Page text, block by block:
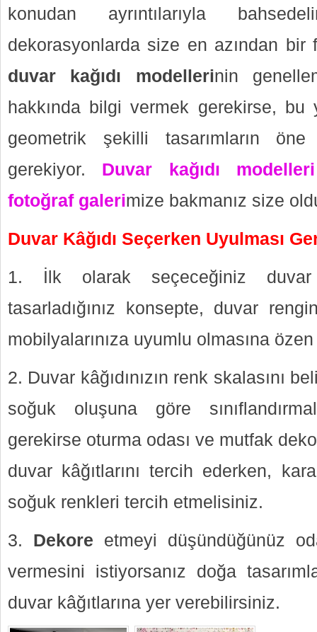
konudan ayrıntılarıyla
dekorasyonlarda size en azından
duvar kağıdı modellerinin
hakkında bilgi vermek gerekirse,
geometrik şekilli tasarımların öne
gerekiyor. Duvar kağıdı
fotoğraf galerimize bakmanız size
Duvar Kâğıdı Seçerken Uyulması
1. İlk olarak seçeceğiniz duvar
tasarladığınız konsepte, duvar
mobilyalarınıza uyumlu olmasına
2. Duvar kâğıdınızın renk skalasını
soğuk oluşuna göre
gerekirse oturma odası ve mutfak
duvar kâğıtlarını tercih ederken,
soğuk renkleri tercih etmelisiniz.
3. Dekore etmeyi düşündüğünüz
vermesini istiyorsanız doğa
duvar kâğıtlarına yer verebilirsiniz.